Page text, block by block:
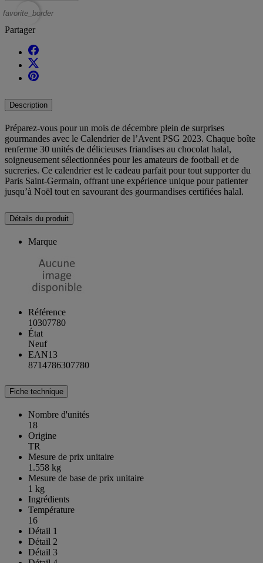
favorite_border
Partager
Description
Préparez-vous pour un mois de décembre plein de surprises
gourmandes avec le Calendrier de l’Avent PSG 2023. Chaque boîte
renferme 30 unités de délicieuses friandises au chocolat halal,
soigneusement sélectionnées pour les amateurs de football et de
sucreries. Ce calendrier est le cadeau parfait pour tout supporter du
Paris Saint-Germain, offrant une expérience unique pour patienter
jusqu’à Noël tout en savourant des gourmandises certifiées halal.
Détails du produit
Marque
Référence
10307780
État
Neuf
EAN13
8714786307780
Fiche technique
Nombre d'unités
18
Origine
TR
Mesure de prix unitaire
1.558 kg
Mesure de base de prix unitaire
1 kg
Ingrédients
Température
16
Détail 1
Détail 2
Détail 3